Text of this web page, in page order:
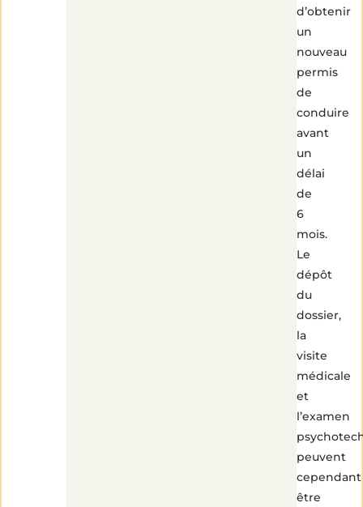
d’obtenir
un
nouveau
permis
de
conduire
avant
un
délai
de
6
mois.
Le
dépôt
du
dossier,
la
visite
médicale
et
l’examen
peuvent
cependant
être